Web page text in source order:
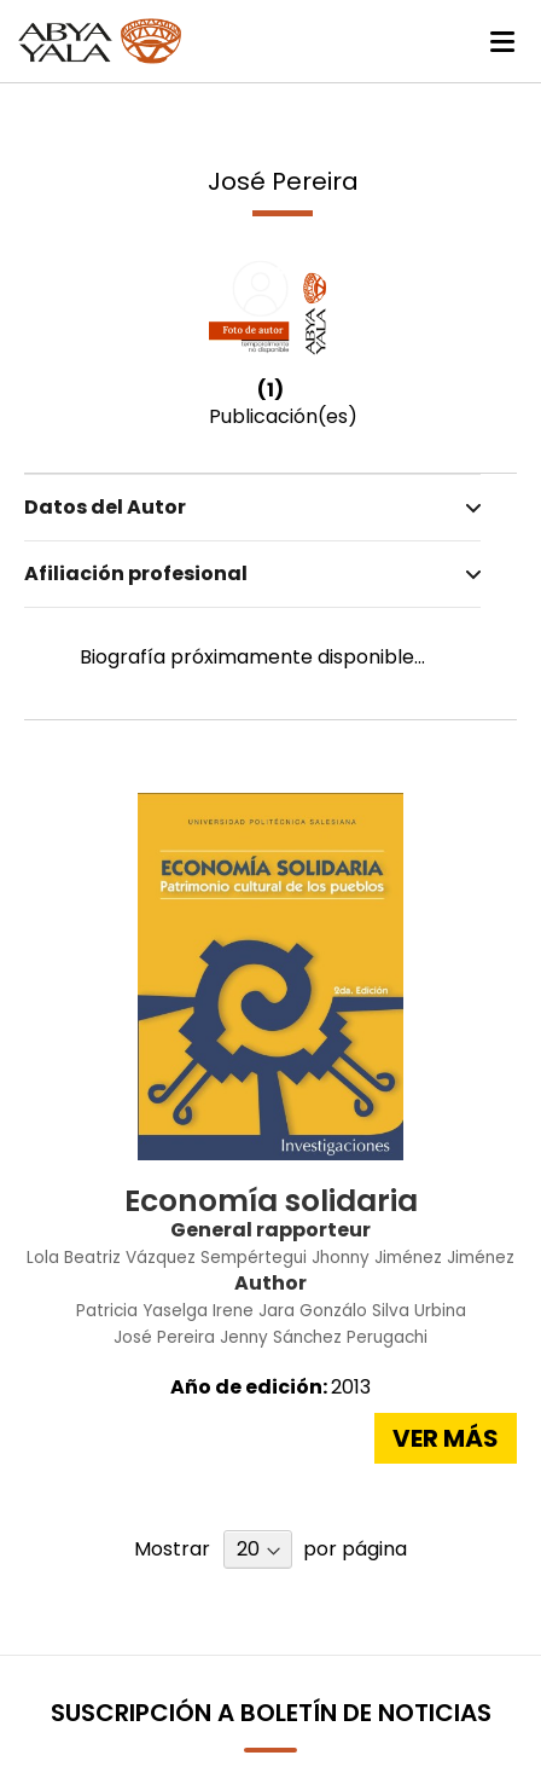
José Pereira
(1)
Publicación(es)
Datos del Autor
Pereira, José
Masculino
Afiliación profesional
Biografía próximamente disponible...
Economía solidaria
General rapporteur
Lola Beatriz Vázquez Sempértegui Jhonny Jiménez Jiménez
Author
Patricia Yaselga Irene Jara Gonzálo Silva Urbina
José Pereira Jenny Sánchez Perugachi
Año de edición:2013
VER MÁS
Mostrar por página
SUSCRIPCIÓN A BOLETÍN DE NOTICIAS